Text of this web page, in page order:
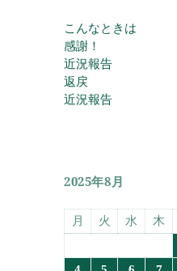
こんなときは
感謝！
近況報告
返戻
近況報告
2025年8月
月 火 水 木